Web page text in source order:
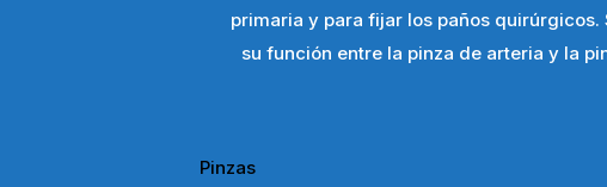
primaria y para fijar los paños
su función entre la pinza de arteria y la